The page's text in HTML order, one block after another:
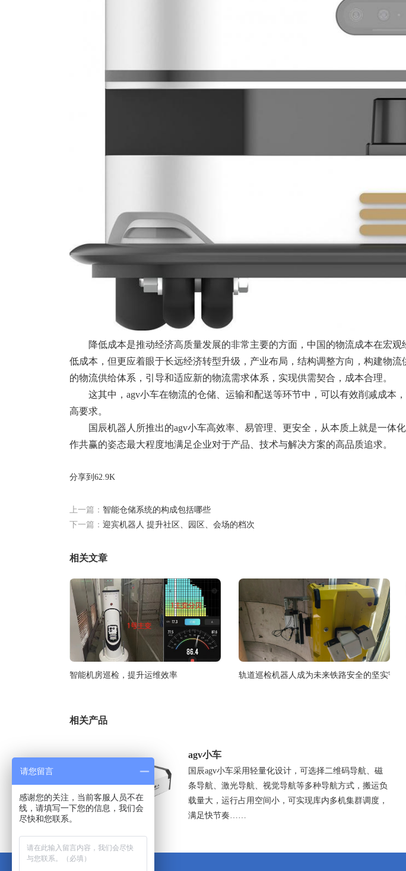
降低成本是推动经济高质量发展的非常主要的方面，中国的物流成本在宏
低成本，但更应着眼于长远经济转型升级，产业布局，结构调整方向，构建物
的物流供给体系，引导和适应新的物流需求体系，实现供需契合，成本合理。
这其中，agv小车在物流的仓储、运输和配送等环节中，可以有效削减成
高要求。
国辰机器人所推出的agv小车高效率、易管理、更安全，从本质上就是一
作共赢的姿态最大程度地满足企业对于产品、技术与解决方案的高品质追求。
分享到 62.9K
上一篇： 智能仓储系统的构成包括哪些
下一篇： 迎宾机器人 提升社区、园区、会场的档次
相关文章
智能机房巡检，提升运维效率 轨道巡检机器人成为未来铁路安全的坚实守
相关产品
agv小车
国辰agv小车采用轻量化设计，可选择二维码导航、磁
条导航、激光导航、视觉导航等多种导航方式，搬运负
载量大，运行占用空间小，可实现库内多机集群调度，
满足快节奏……
请您留言
感谢您的关注，当前客服人员不在
线，请填写一下您的信息，我们会
尽快和您联系。